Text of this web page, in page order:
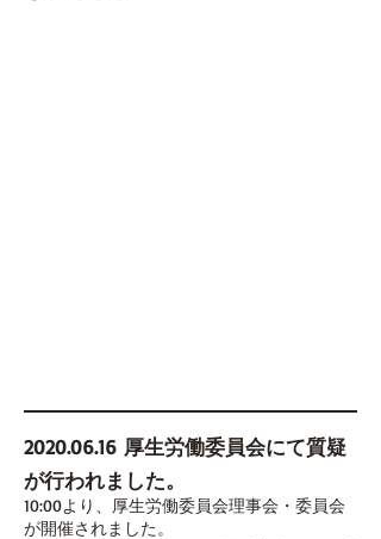
2020.06.16 厚生労働委員会にて質疑
が行われました。
10:00より、厚生労働委員会理事会・委員会
が開催されました。